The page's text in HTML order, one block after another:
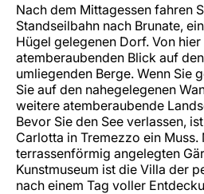
Nach dem Mittagessen fahren
Standseilbahn nach Brunate,
Hügel gelegenen Dorf. Von
atemberaubenden Blick auf
umliegenden Berge. Wenn Sie
Sie auf den nahegelegenen
weitere atemberaubende
Bevor Sie den See verlassen,
Carlotta in Tremezzo ein Muss.
terrassenförmig angelegten
Kunstmuseum ist die Villa der
nach einem Tag voller